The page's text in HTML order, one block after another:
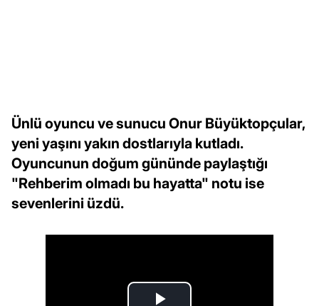
Ünlü oyuncu ve sunucu Onur Büyüktopçular,
yeni yaşını yakın dostlarıyla kutladı.
Oyuncunun doğum gününde paylaştığı
"Rehberim olmadı bu hayatta" notu ise
sevenlerini üzdü.